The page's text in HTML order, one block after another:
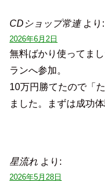
CDショップ常連 より:
2026年6月2日
無料ばかり使ってま
ランへ参加。
10万円勝てたので「
ました。まずは成功
星流れ より:
2026年5月28日